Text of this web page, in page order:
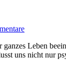
Leben
uns nicht nur